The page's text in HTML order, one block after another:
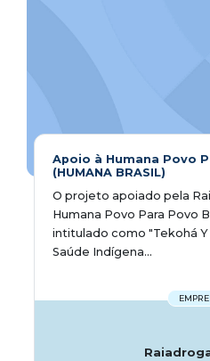
Apoio à Humana Povo
(HUMANA BRASIL)
O projeto apoiado pela
Humana Povo Para Povo
intitulado como "Tekohá
Saúde Indígena...